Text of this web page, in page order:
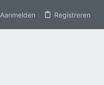
Aanmelden Registreren